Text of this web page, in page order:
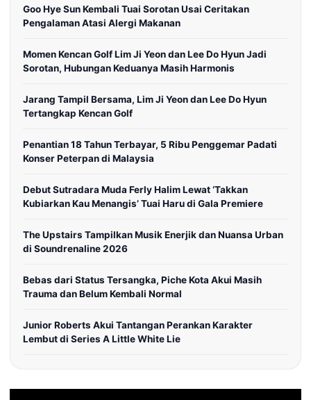
Goo Hye Sun Kembali Tuai Sorotan Usai Ceritakan
Pengalaman Atasi Alergi Makanan
Momen Kencan Golf Lim Ji Yeon dan Lee Do Hyun Jadi
Sorotan, Hubungan Keduanya Masih Harmonis
Jarang Tampil Bersama, Lim Ji Yeon dan Lee Do Hyun
Tertangkap Kencan Golf
Penantian 18 Tahun Terbayar, 5 Ribu Penggemar Padati
Konser Peterpan di Malaysia
Debut Sutradara Muda Ferly Halim Lewat ‘Takkan
Kubiarkan Kau Menangis’ Tuai Haru di Gala Premiere
The Upstairs Tampilkan Musik Enerjik dan Nuansa Urban
di Soundrenaline 2026
Bebas dari Status Tersangka, Piche Kota Akui Masih
Trauma dan Belum Kembali Normal
Junior Roberts Akui Tantangan Perankan Karakter
Lembut di Series A Little White Lie